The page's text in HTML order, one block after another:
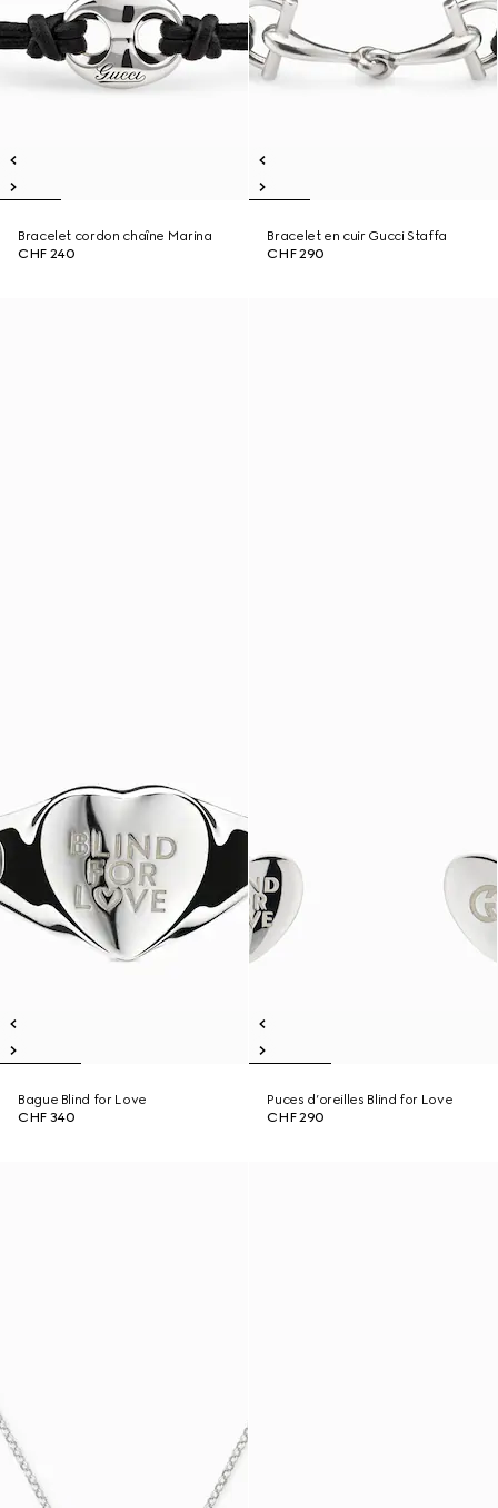
Bracelet cordon chaîne Marina
CHF 240
Bracelet en cuir Gucci Staffa
CHF 290
Bague Blind for Love
CHF 340
Puces d’oreilles Blind for Love
CHF 290